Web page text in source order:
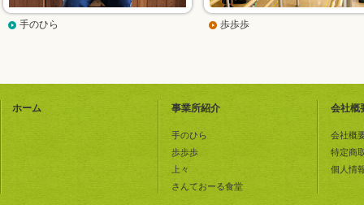
手のひら 歩歩歩
ホーム 事業所紹介
手のひら
歩歩歩
上々
さんておーる食堂
会社概
会社概
特定商
個人情